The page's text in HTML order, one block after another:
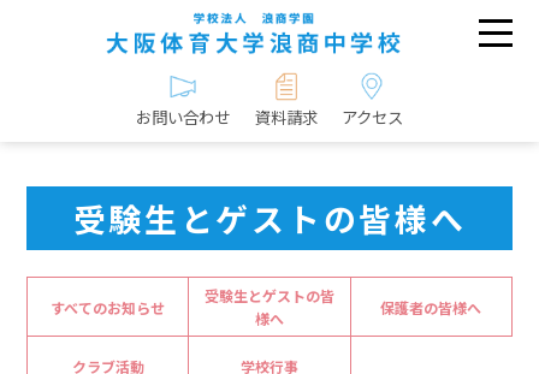
お問い合わせ 資料請求 アクセス
受験生とゲストの皆様へ
すべてのお知らせ
受験生とゲストの皆
様へ
保護者の皆様へ
クラブ活動 学校行事